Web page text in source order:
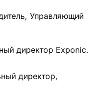
Управляющий
директор Exponic.
директор,